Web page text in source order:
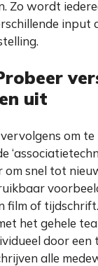
Zo wordt
input
uit
om
om snel tot
film of
het gehele
door een
alle